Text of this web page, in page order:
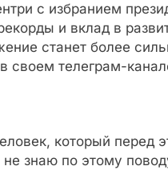
с избранием
и вклад в
станет более
своем телеграм-
который перед
знаю по этому